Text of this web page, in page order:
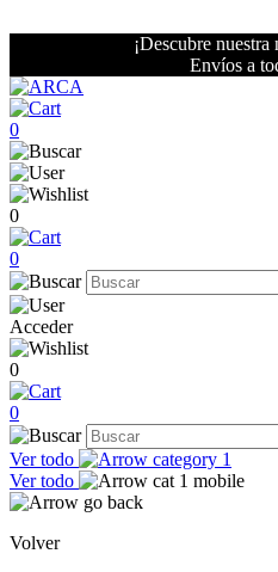
¡Descubre
Envíos a
0
0
0
Acceder
0
0
Ver todo
Ver todo
Volver